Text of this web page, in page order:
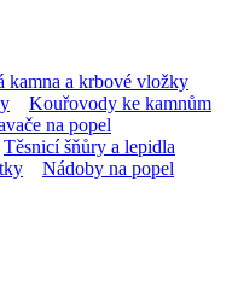
kamna a krbové vložky
Kouřovody ke kamnům
na popel
Těsnicí šňůry a lepidla
Nádoby na popel